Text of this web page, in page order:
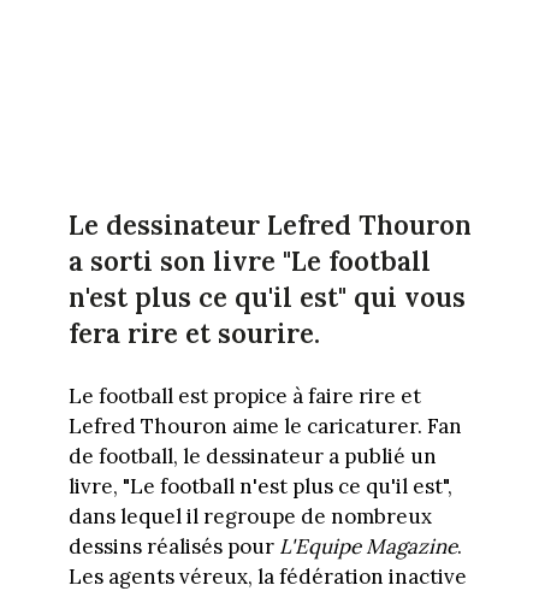
Le dessinateur Lefred Thouron
a sorti son livre "Le football
n'est plus ce qu'il est" qui vous
fera rire et sourire.
Le football est propice à faire rire et
Lefred Thouron aime le caricaturer. Fan
de football, le dessinateur a publié un
livre, "Le football n'est plus ce qu'il est",
dans lequel il regroupe de nombreux
dessins réalisés pour L'Equipe Magazine.
Les agents véreux, la fédération inactive